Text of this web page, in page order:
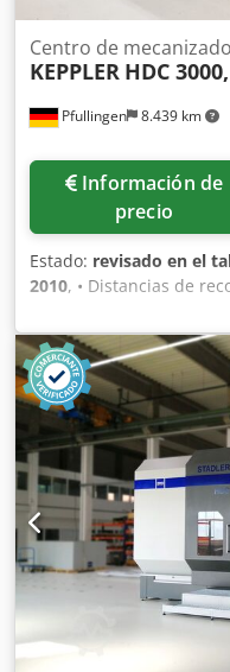
Pfullingen 8.439 km
Centro de
KEPPLER HDC
Información de
precio
Estado: revisado en el
2010, • Distancias de
Z=1390 mm •
Mesa de máquina para
3000 mm x 1600 mm •
universal NC de 2 ejes
operación de
100, par de husillo de
herramientas HSK 100 /
largo herramientas •
transporte óptimo de
(transportador de banda
transversal, fabricado
refrigerante 900 l, Knoll
mecanizado de agujeros
cristales de seguridad,
una optimización carga